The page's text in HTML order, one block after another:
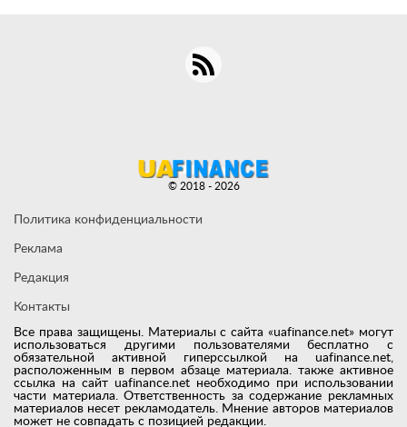
Все права защищены. Материалы с сайта «uafinance.net» могут
использоваться другими пользователями бесплатно с
обязательной активной гиперссылкой на uafinance.net,
расположенным в первом абзаце материала. также активное
ссылка на сайт uafinance.net необходимо при использовании
части материала. Ответственность за содержание рекламных
материалов несет рекламодатель. Мнение авторов материалов
может не совпадать с позицией редакции.
Политика конфиденциальности
Реклама
Редакция
Контакты
© 2018 - 2026